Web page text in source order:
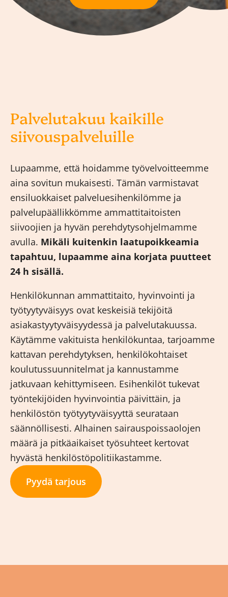
Palvelutakuu kaikille
siivouspalveluille
Lupaamme, että hoidamme työvelvoitteemme
aina sovitun mukaisesti. Tämän varmistavat
ensiluokkaiset palveluesihenkilömme ja
palvelupäällikkömme ammattitaitoisten
siivoojien ja hyvän perehdytysohjelmamme
avulla. Mikäli kuitenkin laatupoikkeamia
tapahtuu, lupaamme aina korjata puutteet
24 h sisällä.
Henkilökunnan ammattitaito, hyvinvointi ja
työtyytyväisyys ovat keskeisiä tekijöitä
asiakastyytyväisyydessä ja palvelutakuussa.
Käytämme vakituista henkilökuntaa, tarjoamme
kattavan perehdytyksen, henkilökohtaiset
koulutussuunnitelmat ja kannustamme
jatkuvaan kehittymiseen. Esihenkilöt tukevat
työntekijöiden hyvinvointia päivittäin, ja
henkilöstön työtyytyväisyyttä seurataan
säännöllisesti. Alhainen sairauspoissaolojen
määrä ja pitkäaikaiset työsuhteet kertovat
hyvästä henkilöstöpolitiikastamme.
Pyydä tarjous